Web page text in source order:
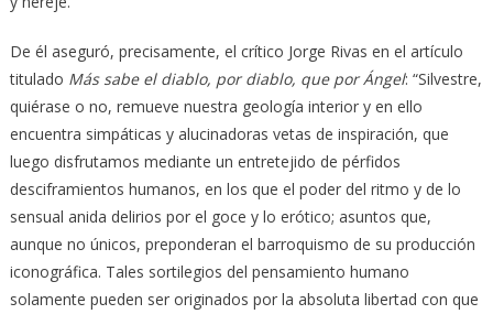
De él aseguró, precisamente, el crítico Jorge Rivas en el artículo
titulado Más sabe el diablo, por diablo, que por Ángel: “Silvestre,
quiérase o no, remueve nuestra geología interior y en ello
encuentra simpáticas y alucinadoras vetas de inspiración, que
luego disfrutamos mediante un entretejido de pérfidos
desciframientos humanos, en los que el poder del ritmo y de lo
sensual anida delirios por el goce y lo erótico; asuntos que,
aunque no únicos, preponderan el barroquismo de su producción
iconográfica. Tales sortilegios del pensamiento humano
solamente pueden ser originados por la absoluta libertad con que